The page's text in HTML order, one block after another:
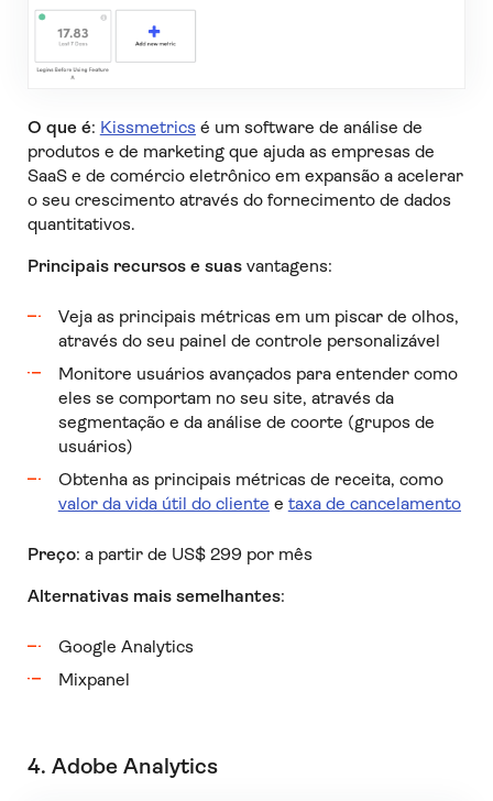
O que é: Kissmetrics é um software de análise de
produtos e de marketing que ajuda as empresas de
SaaS e de comércio eletrônico em expansão a acelerar
o seu crescimento através do fornecimento de dados
quantitativos.
Principais recursos e suasvantagens:
Veja as principais métricas em um piscar de olhos,
através do seu painel de controle personalizável
Monitore usuários avançados para entender como
eles se comportam no seu site, através da
segmentação e da análise de coorte (grupos de
usuários)
Obtenha as principais métricas de receita, como
valor da vida útil do cliente e taxa de cancelamento
Preço: a partir de US$ 299 por mês
Alternativas mais semelhantes:
Google Analytics
Mixpanel
4. Adobe Analytics